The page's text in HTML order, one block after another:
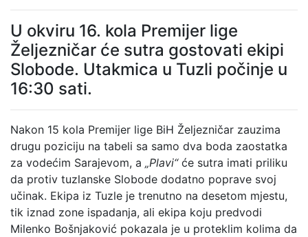
U okviru 16. kola Premijer lige
Željezničar će sutra gostovati ekipi
Slobode. Utakmica u Tuzli počinje u
16:30 sati.
Nakon 15 kola Premijer lige BiH Željezničar zauzima
drugu poziciju na tabeli sa samo dva boda zaostatka
za vodećim Sarajevom, a „Plavi“će sutra imati priliku
da protiv tuzlanske Slobode dodatno poprave svoj
učinak. Ekipa iz Tuzle je trenutno na desetom mjestu,
tik iznad zone ispadanja, ali ekipa koju predvodi
Milenko Bošnjaković pokazala je u proteklim kolima da